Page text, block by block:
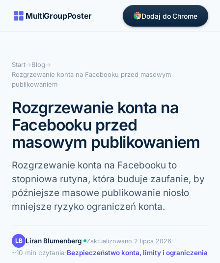
MultiGroupPoster Dodaj do Chrome
Start→Blog→
Rozgrzewanie konta na Facebooku przed masowym
publikowaniem
Rozgrzewanie konta na
Facebooku przed
masowym publikowaniem
Rozgrzewanie konta na Facebooku to
stopniowa rutyna, która buduje zaufanie, by
późniejsze masowe publikowanie niosło
mniejsze ryzyko ograniczeń konta.
LB Liran Blumenberg· Zaktualizowano 2 lipca 2026·
~10 min czytania·Bezpieczeństwo konta, limity i ograniczenia